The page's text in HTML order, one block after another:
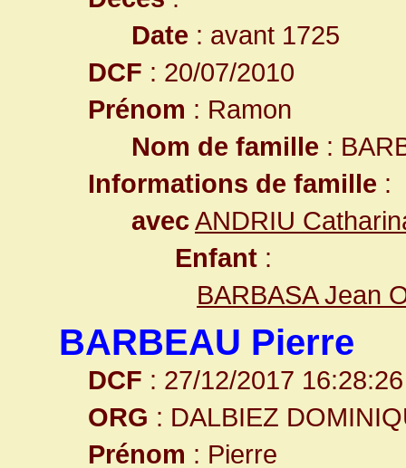
Date : avant 1725
DCF : 20/07/2010
Prénom : Ramon
Nom de famille :
Informations de famille :
avecANDRIU
Enfant :
BARBASA Jean
BARBEAU Pierre
DCF : 27/12/2017 16:28:26
ORG : DALBIEZ
Prénom : Pierre